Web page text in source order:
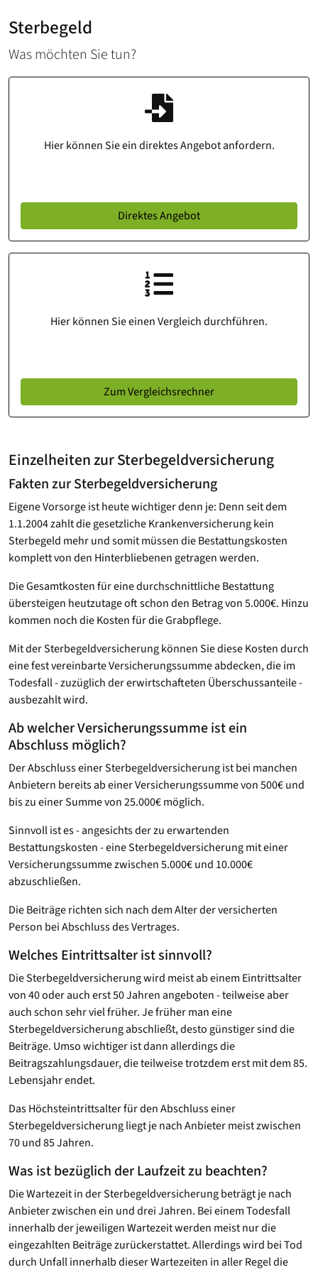
Sterbegeld
Was möchten Sie tun?
Hier können Sie ein direktes Angebot anfordern.
Direktes Angebot
Hier können Sie einen Vergleich durchführen.
Zum Vergleichsrechner
Einzelheiten zur Sterbegeldversicherung
Fakten zur Sterbegeldversicherung
Eigene Vorsorge ist heute wichtiger denn je: Denn seit dem
1.1.2004 zahlt die gesetzliche Krankenversicherung kein
Sterbegeld mehr und somit müssen die Bestattungskosten
komplett von den Hinterbliebenen getragen werden.
Die Gesamtkosten für eine durchschnittliche Bestattung
übersteigen heutzutage oft schon den Betrag von 5.000€. Hinzu
kommen noch die Kosten für die Grabpflege.
Mit der Sterbegeldversicherung können Sie diese Kosten durch
eine fest vereinbarte Versicherungssumme abdecken, die im
Todesfall - zuzüglich der erwirtschafteten Überschussanteile -
ausbezahlt wird.
Ab welcher Versicherungssumme ist ein
Abschluss möglich?
Der Abschluss einer Sterbegeldversicherung ist bei manchen
Anbietern bereits ab einer Versicherungssumme von 500€ und
bis zu einer Summe von 25.000€ möglich.
Sinnvoll ist es - angesichts der zu erwartenden
Bestattungskosten - eine Sterbegeldversicherung mit einer
Versicherungssumme zwischen 5.000€ und 10.000€
abzuschließen.
Die Beiträge richten sich nach dem Alter der versicherten
Person bei Abschluss des Vertrages.
Welches Eintrittsalter ist sinnvoll?
Die Sterbegeldversicherung wird meist ab einem Eintrittsalter
von 40 oder auch erst 50 Jahren angeboten - teilweise aber
auch schon sehr viel früher. Je früher man eine
Sterbegeldversicherung abschließt, desto günstiger sind die
Beiträge. Umso wichtiger ist dann allerdings die
Beitragszahlungsdauer, die teilweise trotzdem erst mit dem 85.
Lebensjahr endet.
Das Höchsteintrittsalter für den Abschluss einer
Sterbegeldversicherung liegt je nach Anbieter meist zwischen
70 und 85 Jahren.
Was ist bezüglich der Laufzeit zu beachten?
Die Wartezeit in der Sterbegeldversicherung beträgt je nach
Anbieter zwischen ein und drei Jahren. Bei einem Todesfall
innerhalb der jeweiligen Wartezeit werden meist nur die
eingezahlten Beiträge zurückerstattet. Allerdings wird bei Tod
durch Unfall innerhalb dieser Wartezeiten in aller Regel die